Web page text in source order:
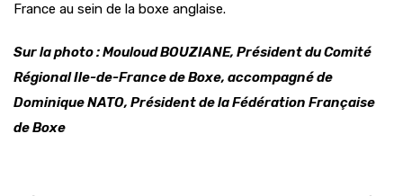
France au sein de la boxe anglaise.
Sur la photo : Mouloud BOUZIANE, Président du Comité
Régional Ile-de-France de Boxe, accompagné de
Dominique NATO, Président de la Fédération Française
de Boxe